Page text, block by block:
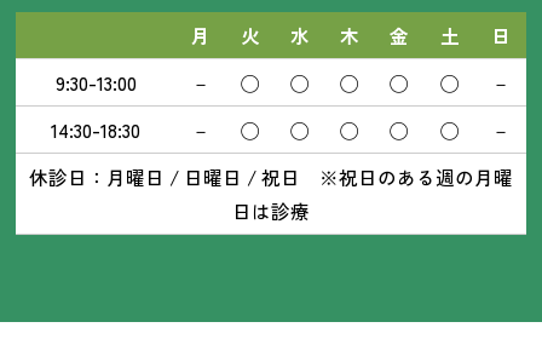
月 火 水 木 金 土
日
9:30-13:00
－ ◯ ◯ ◯ ◯ ◯
－
14:30-18:30
－ ◯ ◯ ◯ ◯ ◯
－
休診日：月曜日 / 日曜日 / 祝日 ※祝日のある週の月曜
日は診療